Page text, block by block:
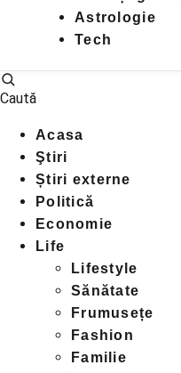
Astrologie
Tech
Caută
Acasa
Ştiri
Știri externe
Politică
Economie
Life
Lifestyle
Sănătate
Frumusețe
Fashion
Familie